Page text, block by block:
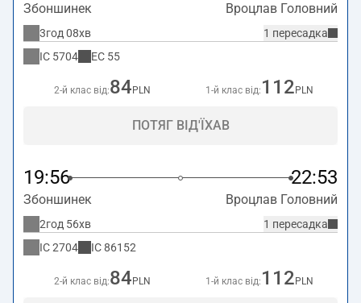
Збоншинек Вроцлав Головний
1 пересадка
3год 08хв
IC 5704 EC 55
2-й клас від:84 PLN 1-й клас від: 112 PLN
ПОТЯГ ВІД'ЇХАВ
19:56 22:53
Збоншинек Вроцлав Головний
1 пересадка
2год 56хв
IC2704 IC86152
2-й клас від:84 PLN 1-й клас від: 112 PLN